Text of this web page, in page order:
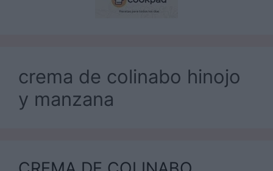
crema de colinabo hinojo
y manzana